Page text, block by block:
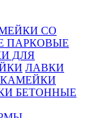
СО
ПАРКОВЫЕ
ДЛЯ
ЛАВКИ
БЕТОННЫЕ